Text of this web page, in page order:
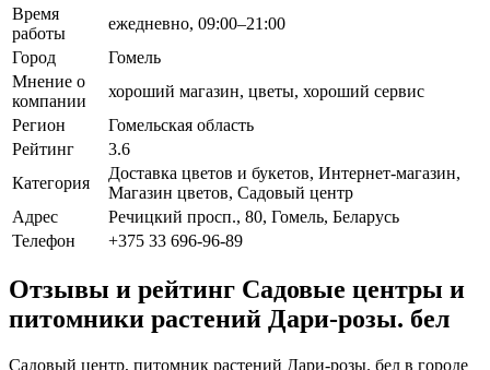
Время
работы
ежедневно, 09:00–21:00
Город
Гомель
Мнение о
компании
хороший магазин, цветы, хороший сервис
Регион
Гомельская область
Рейтинг
3.6
Категория
Доставка цветов и букетов, Интернет-магазин,
Магазин цветов, Садовый центр
Адрес
Речицкий просп., 80, Гомель, Беларусь
Телефон
+375 33 696-96-89
Отзывы и рейтинг Садовые центры и
питомники растений Дари-розы. бел
Садовый центр, питомник растений Дари-розы. бел в городе